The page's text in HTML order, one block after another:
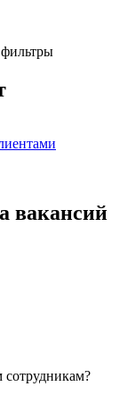
вакансий
сотрудникам?